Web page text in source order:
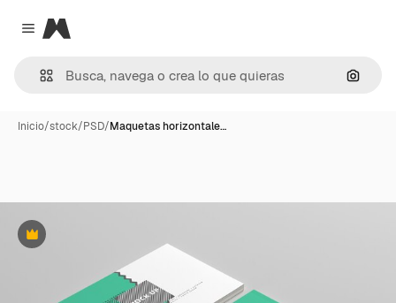
Close menu
Magnific
Inicio/stock/PSD/Maquetas horizontale…
Premium